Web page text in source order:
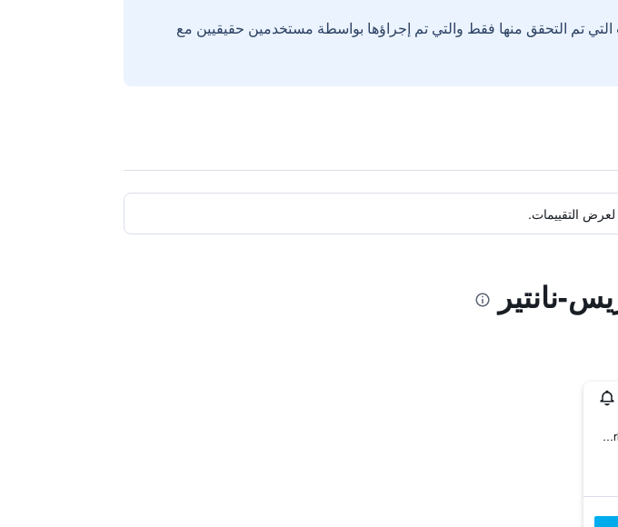
تم التحقق منها فقط والتي تم إجراؤها بواسطة مستخدمين حقيقيين مع
التقييمات.
نانتير
17-20 Esplanade Charles De Gaulle - Rue Des Trois Fontanot, نانتير, إقليم هوت دو سين, فرنسا